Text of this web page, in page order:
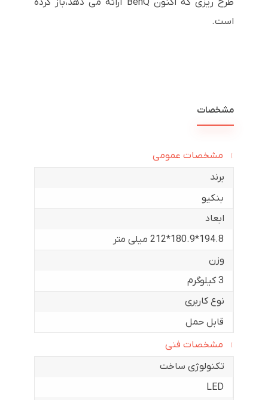
است.
مشخصات
مشخصات عمومی
برند
بنکیو
ابعاد
194.8*180.9*212 میلی متر
وزن
3 کیلوگرم
نوع کاربری
قابل حمل
مشخصات فنی
تکنولوژی ساخت
LED